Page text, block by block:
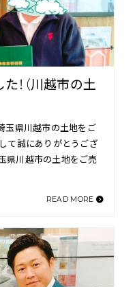
！（川越市の土
玉県川越市の土地をご
て誠にありがとうござ
県川越市の土地をご売
READ MORE